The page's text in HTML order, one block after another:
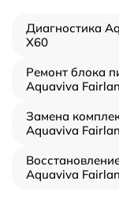
Диагностика
X60
Ремонт блока
Aquaviva
Замена
Aquaviva
Aquaviva